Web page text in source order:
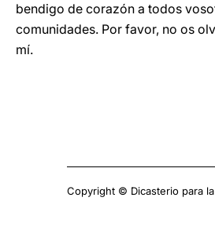
bendigo de corazón a todos
comunidades. Por favor, no os
mí.
Copyright © Dicasterio para